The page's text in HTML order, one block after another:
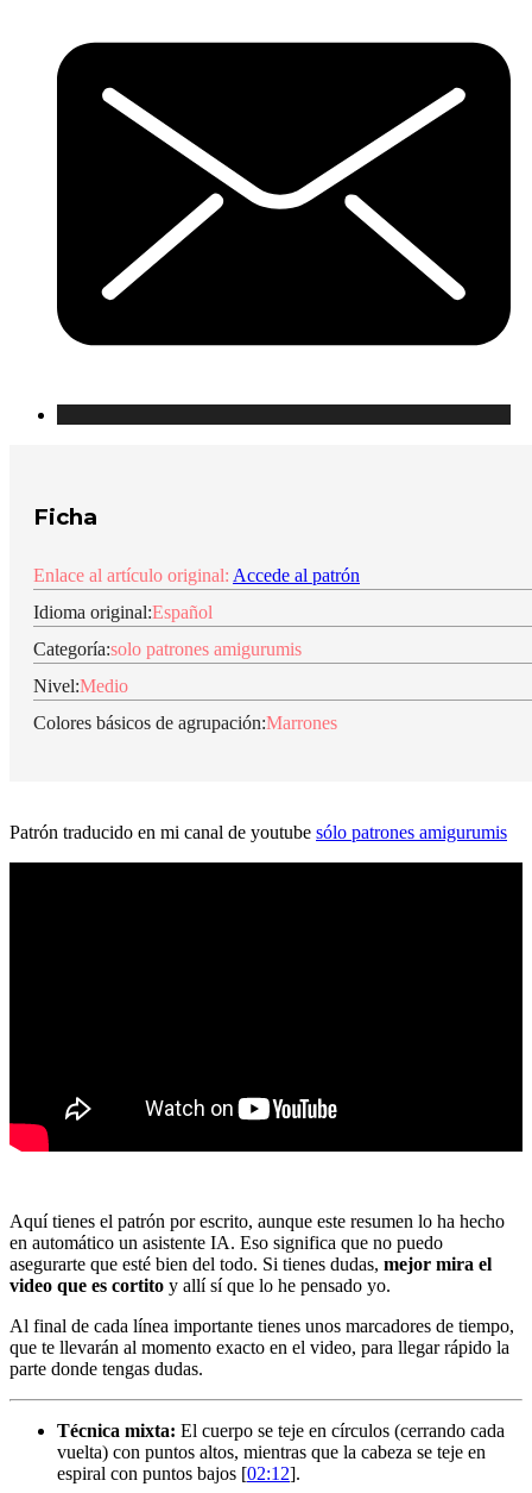
Ficha
Enlace al artículo original: Accede al patrón
Idioma original:Español
Categoría:solo patrones amigurumis
Nivel:Medio
Colores básicos de agrupación:Marrones
Patrón traducido en mi canal de youtube sólo patrones amigurumis
Aquí tienes el patrón por escrito, aunque este resumen lo ha hecho
en automático un asistente IA. Eso significa que no puedo
asegurarte que esté bien del todo. Si tienes dudas, mejor mira el
video que es cortito y allí sí que lo he pensado yo.
Al final de cada línea importante tienes unos marcadores de tiempo,
que te llevarán al momento exacto en el video, para llegar rápido la
parte donde tengas dudas.
Técnica mixta: El cuerpo se teje en círculos (cerrando cada
vuelta) con puntos altos, mientras que la cabeza se teje en
espiral con puntos bajos [02:12].